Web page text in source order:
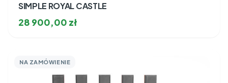
SIMPLE ROYAL CASTLE
28 900,00 zł
NA ZAMÓWIENIE